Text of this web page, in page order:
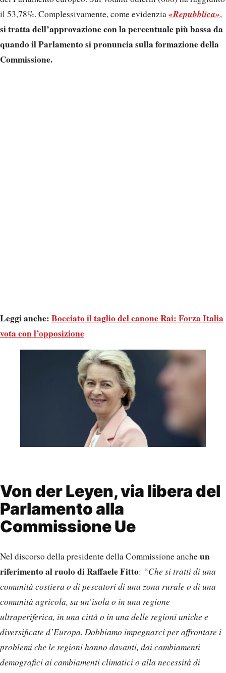
il 53,78%. Complessivamente, come evidenzia«Repubblica»,
si tratta dell’approvazione con la percentuale più bassa da
quando il Parlamento si pronuncia sulla formazione della
Commissione.
Leggi anche: Bocciato il taglio del canone Rai: Forza Italia
vota con l’opposizione
Von der Leyen, via libera del
Parlamento alla
Commissione Ue
Nel discorso della presidente della Commissione ancheun
riferimento al ruolo di Raffaele Fitto: “Che si tratti di una
comunità costiera o di pescatori di una zona rurale o di una
comunità agricola, su un’isola o in una regione
ultraperiferica, in una città o in una delle regioni uniche e
diversificate d’Europa. Dobbiamo impegnarci per affrontare i
problemi che le regioni hanno davanti, dai cambiamenti
demografici ai cambiamenti climatici o alla necessità di